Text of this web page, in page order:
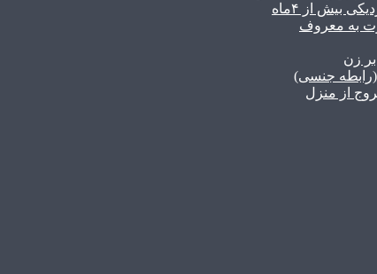
بیش از ۴ماه
به معروف
زن
جنسی)
از منزل